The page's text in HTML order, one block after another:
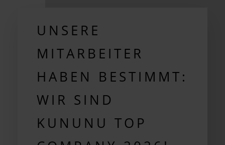
UNSERE
MITARBEITER
HABEN BESTIMMT:
WIR SIND
KUNUNU TOP